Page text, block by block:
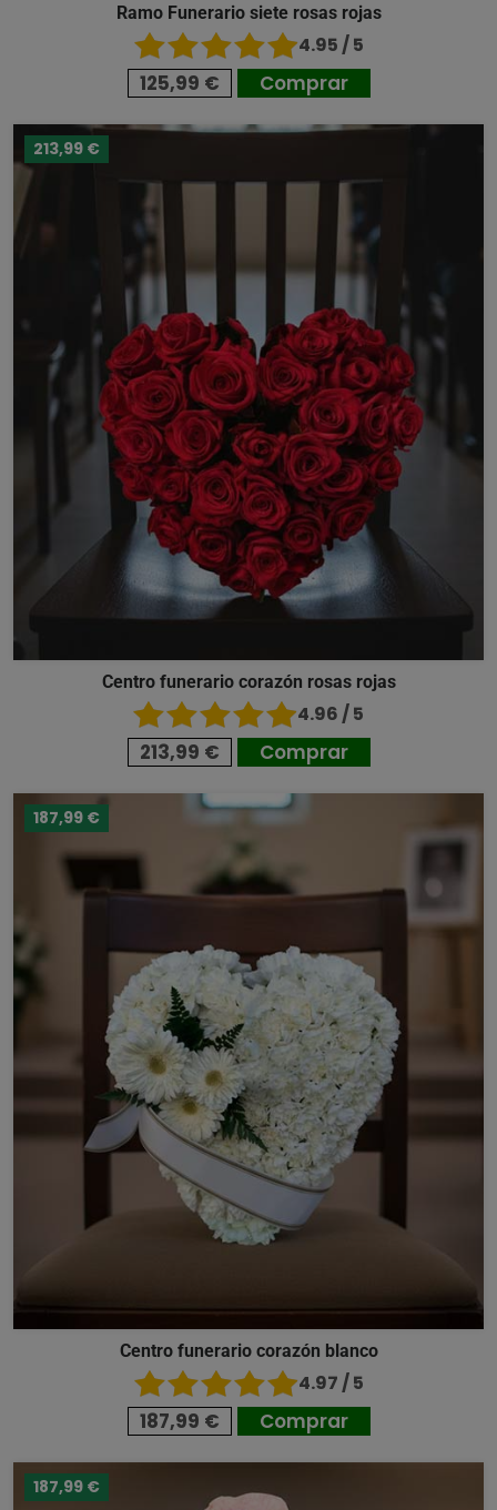
Ramo Funerario siete rosas rojas
4.95 / 5
125,99 € Comprar
213,99 €
Centro funerario corazón rosas rojas
4.96 / 5
213,99 € Comprar
187,99 €
Centro funerario corazón blanco
4.97 / 5
187,99 € Comprar
187,99 €